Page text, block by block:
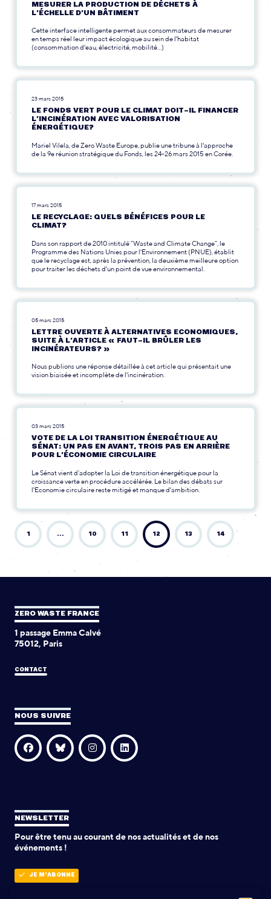
MESURER LA PRODUCTION DE DÉCHETS À
L’ÉCHELLE D’UN BÂTIMENT
Cette interface intelligente permet aux consommateurs de mesurer
en temps réel leur impact écologique au sein de l'habitat
(consommation d'eau, électricité, mobilité...)
23 mars 2015
LE FONDS VERT POUR LE CLIMAT DOIT-IL FINANCER
L’INCINÉRATION AVEC VALORISATION
ÉNERGÉTIQUE?
Mariel Vilela, de Zero Waste Europe, publie une tribune à l'approche
de la 9e réunion stratégique du Fonds, les 24-26 mars 2015 en Corée.
17 mars 2015
LE RECYCLAGE: QUELS BÉNÉFICES POUR LE
CLIMAT?
Dans son rapport de 2010 intitulé "Waste and Climate Change", le
Programme des Nations Unies pour l'Environnement (PNUE), établit
que le recyclage est, après la prévention, la deuxième meilleure option
pour traiter les déchets d'un point de vue environnemental.
05 mars 2015
LETTRE OUVERTE À ALTERNATIVES ECONOMIQUES,
SUITE À L’ARTICLE « FAUT-IL BRÛLER LES
INCINÉRATEURS? »
Nous publions une réponse détaillée à cet article qui présentait une
vision biaisée et incomplète de l'incinération.
03 mars 2015
VOTE DE LA LOI TRANSITION ÉNERGÉTIQUE AU
SÉNAT: UN PAS EN AVANT, TROIS PAS EN ARRIÈRE
POUR L’ÉCONOMIE CIRCULAIRE
Le Sénat vient d’adopter la Loi de transition énergétique pour la
croissance verte en procédure accélérée. Le bilan des débats sur
l'Economie circulaire reste mitigé et manque d'ambition.
1 … 10 11 12 13 14
ZERO WASTE FRANCE
1 passage Emma Calvé
75012, Paris
CONTACT
NOUS SUIVRE
NEWSLETTER
Pour être tenu au courant de nos actualités et de nos
événements !
JE M'ABONNE